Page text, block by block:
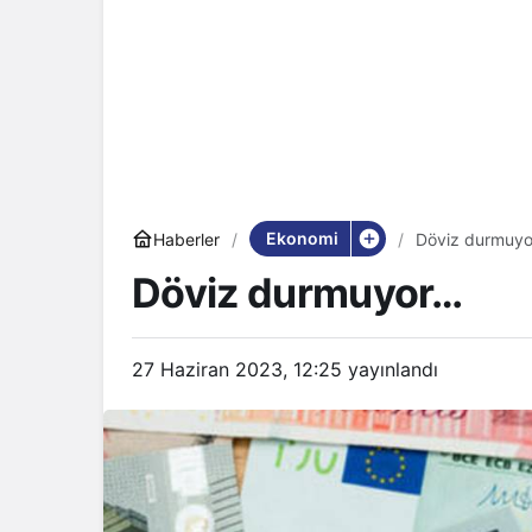
Haberler Ekonomi Döviz
Döviz durmuyor…
27 Haziran 2023, 12:25 yayınlandı